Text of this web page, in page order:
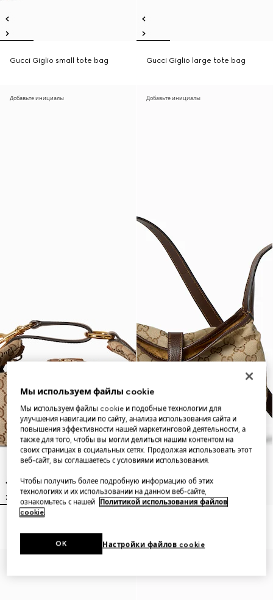
Gucci Giglio small tote bag Gucci Giglio large tote bag
Добавьте инициалы Добавьте инициалы
Мы используем файлы cookie
Мы используем файлы cookie и подобные технологии для
улучшения навигации по сайту, анализа использования сайта и
повышения эффективности нашей маркетинговой деятельности, а
также для того, чтобы вы могли делиться нашим контентом на
своих страницах в социальных сетях. Продолжая использовать этот
веб-сайт, вы соглашаетесь с условиями использования.
Чтобы получить более подробную информацию об этих
технологиях и их использовании на данном веб-сайте,
ознакомьтесь с нашей
Политикой использования файлов
cookie.
Настройки файлов cookie
OK